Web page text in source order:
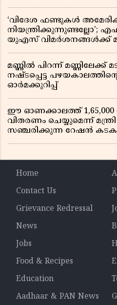
‘വിദേശ ഫണ്ടുകൾ
നിയന്ത്രിക്കുന്നുണ്ടല്ലോ’;
യുഎസ് വിമർശനങ്ങൾക്ക്
മണ്ണിൽ പിറന്ന് മണ്ണിലേക്ക്
നഷ്ടപ്പെട്ട
ഓർമക്കുറിപ്പ്
ഈ ഓണക്കാലത്ത് 1,65,000
വിതരണം ചെയ്യുമെന്ന്
സഞ്ചരിക്കുന്ന റേഷൻ
Home
Contact Us
Grievance Redressal
News
Jobs
Food & Recipes
Education
Aadhaar & PAN News